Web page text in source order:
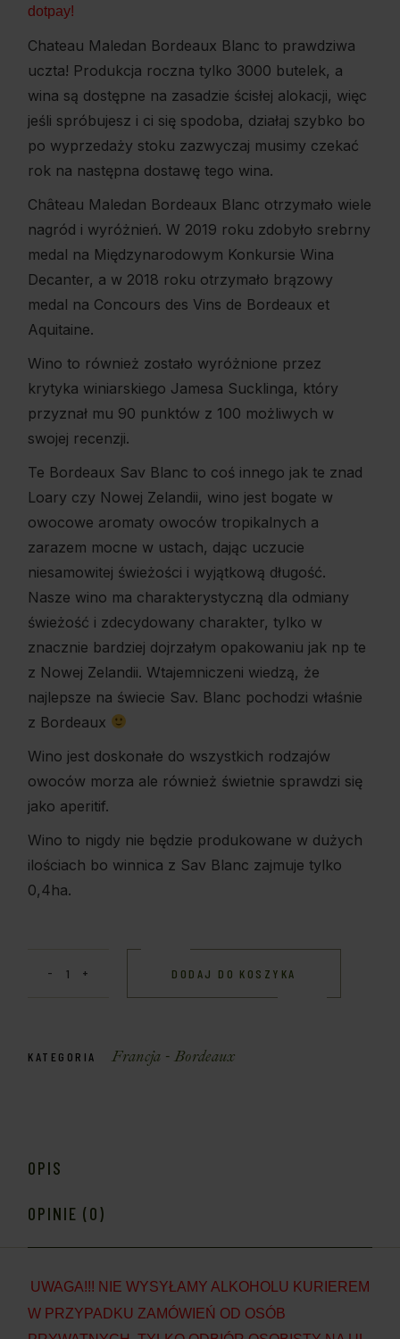
dotpay!
Chateau Maledan Bordeaux Blanc to prawdziwa
uczta! Produkcja roczna tylko 3000 butelek, a
wina są dostępne na zasadzie ścisłej alokacji, więc
jeśli spróbujesz i ci się spodoba, działaj szybko bo
po wyprzedaży stoku zazwyczaj musimy czekać
rok na następna dostawę tego wina.
Château Maledan Bordeaux Blanc otrzymało wiele
nagród i wyróżnień. W 2019 roku zdobyło srebrny
medal na Międzynarodowym Konkursie Wina
Decanter, a w 2018 roku otrzymało brązowy
medal na Concours des Vins de Bordeaux et
Aquitaine.
Wino to również zostało wyróżnione przez
krytyka winiarskiego Jamesa Sucklinga, który
przyznał mu 90 punktów z 100 możliwych w
swojej recenzji.
Te Bordeaux Sav Blanc to coś innego jak te znad
Loary czy Nowej Zelandii, wino jest bogate w
owocowe aromaty owoców tropikalnych a
zarazem mocne w ustach, dając uczucie
niesamowitej świeżości i wyjątkową długość.
Nasze wino ma charakterystyczną dla odmiany
świeżość i zdecydowany charakter, tylko w
znacznie bardziej dojrzałym opakowaniu jak np te
z Nowej Zelandii. Wtajemniczeni wiedzą, że
najlepsze na świecie Sav. Blanc pochodzi właśnie
z Bordeaux
Wino jest doskonałe do wszystkich rodzajów
owoców morza ale również świetnie sprawdzi się
jako aperitif.
Wino to nigdy nie będzie produkowane w dużych
ilościach bo winnica z Sav Blanc zajmuje tylko
0,4ha.
DODAJ DO KOSZYKA
KATEGORIA Francja - Bordeaux
OPIS
OPINIE (0)
UWAGA!!! NIE WYSYŁAMY ALKOHOLU KURIEREM
W PRZYPADKU ZAMÓWIEŃ OD OSÓB